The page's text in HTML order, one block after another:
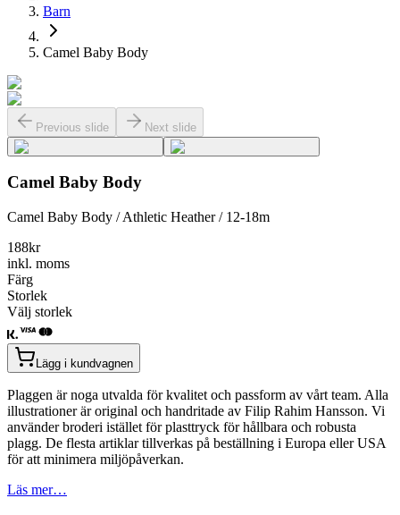
Barn
Camel Baby Body
Previous slide Next slide
Camel Baby Body
Camel Baby Body / Athletic Heather / 12-18m
188kr
inkl. moms
Färg
Storlek
Välj storlek
Lägg i kundvagnen
Plaggen är noga utvalda för kvalitet och passform av vårt team. Alla
illustrationer är original och handritade av Filip Rahim Hansson. Vi
använder broderi istället för plasttryck för hållbara och robusta
plagg. De flesta artiklar tillverkas på beställning i Europa eller USA
för att minimera miljöpåverkan.
Läs mer…